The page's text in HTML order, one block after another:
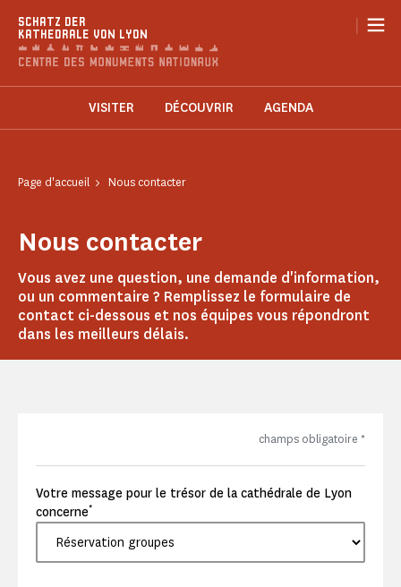
SCHATZ DER
KATHEDRALE VON LYON
|
VISITER DÉCOUVRIR AGENDA
Page d'accueil Nous contacter
Nous contacter
Vous avez une question, une demande d'information,
ou un commentaire ? Remplissez le formulaire de
contact ci-dessous et nos équipes vous répondront
dans les meilleurs délais.
champs obligatoire *
Votre message pour le trésor de la cathédrale de Lyon
concerne*